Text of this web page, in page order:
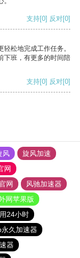
支持[0] 反对[0]
松地完成工作任务。
下班，有更多的时间陪
支持[0] 反对[0]
风
旋风加速
网
网
风驰加速器
网苹果版
24小时
久加速器
器